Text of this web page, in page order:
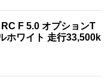
F 5.0 オプションT
ホワイト 走行33,500k